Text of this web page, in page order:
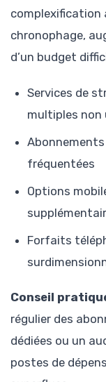
complexification
chronophage,
d’un budget
Services de
multiples non
fréquentées
Options
Forfaits
Conseil
régulier des
dédiées ou un
postes de